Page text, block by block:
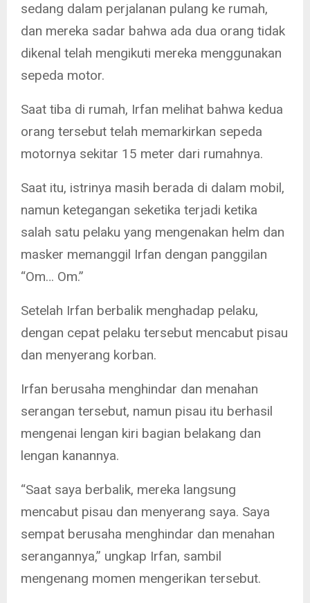
sedang dalam perjalanan pulang ke rumah,
dan mereka sadar bahwa ada dua orang tidak
dikenal telah mengikuti mereka menggunakan
sepeda motor.
Saat tiba di rumah, Irfan melihat bahwa kedua
orang tersebut telah memarkirkan sepeda
motornya sekitar 15 meter dari rumahnya.
Saat itu, istrinya masih berada di dalam mobil,
namun ketegangan seketika terjadi ketika
salah satu pelaku yang mengenakan helm dan
masker memanggil Irfan dengan panggilan
“Om… Om.”
Setelah Irfan berbalik menghadap pelaku,
dengan cepat pelaku tersebut mencabut pisau
dan menyerang korban.
Irfan berusaha menghindar dan menahan
serangan tersebut, namun pisau itu berhasil
mengenai lengan kiri bagian belakang dan
lengan kanannya.
“Saat saya berbalik, mereka langsung
mencabut pisau dan menyerang saya. Saya
sempat berusaha menghindar dan menahan
serangannya,” ungkap Irfan, sambil
mengenang momen mengerikan tersebut.